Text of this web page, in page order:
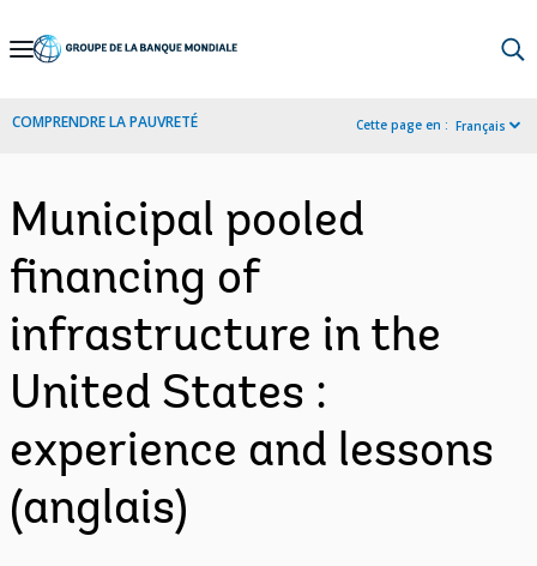
Skip
Navigation
COMPRENDRE LA PAUVRETÉ Cette page en : Français
Municipal pooled
financing of
infrastructure in the
United States :
experience and lessons
(anglais)